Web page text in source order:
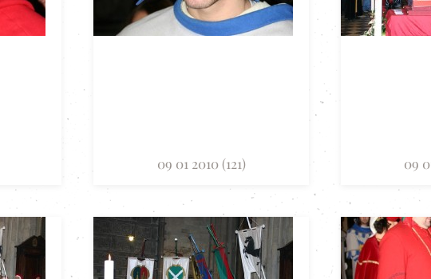
09 01 2010 (121) 09